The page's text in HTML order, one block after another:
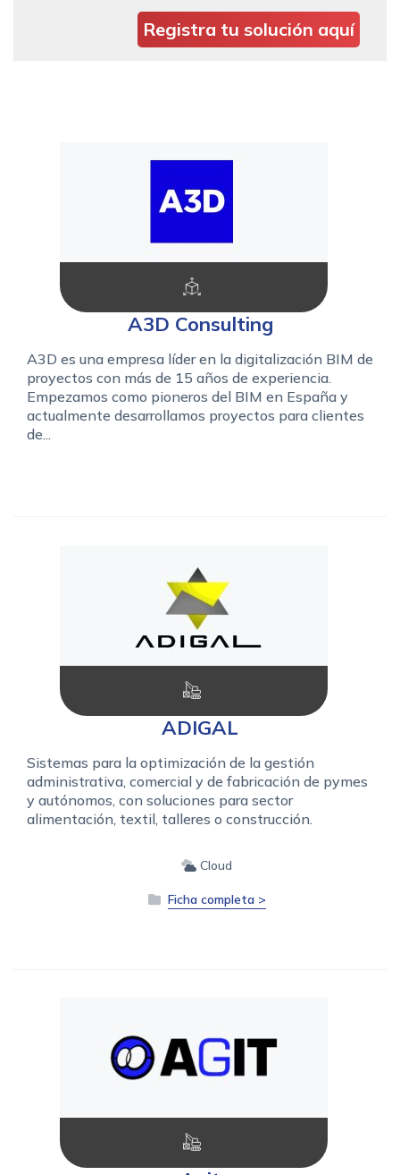
Registra tu solución aquí
A3D Consulting
A3D es una empresa líder en la digitalización BIM de
proyectos con más de 15 años de experiencia.
Empezamos como pioneros del BIM en España y
actualmente desarrollamos proyectos para clientes
de...
ADIGAL
Sistemas para la optimización de la gestión
administrativa, comercial y de fabricación de pymes
y autónomos, con soluciones para sector
alimentación, textil, talleres o construcción.
Cloud
Ficha completa >